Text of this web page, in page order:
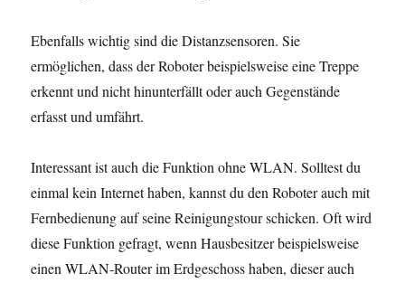
Ebenfalls wichtig sind die Distanzsensoren. Sie
ermöglichen, dass der Roboter beispielsweise eine Treppe
erkennt und nicht hinunterfällt oder auch Gegenstände
erfasst und umfährt.
Interessant ist auch die Funktion ohne WLAN. Solltest du
einmal kein Internet haben, kannst du den Roboter auch mit
Fernbedienung auf seine Reinigungstour schicken. Oft wird
diese Funktion gefragt, wenn Hausbesitzer beispielsweise
einen WLAN-Router im Erdgeschoss haben, dieser auch